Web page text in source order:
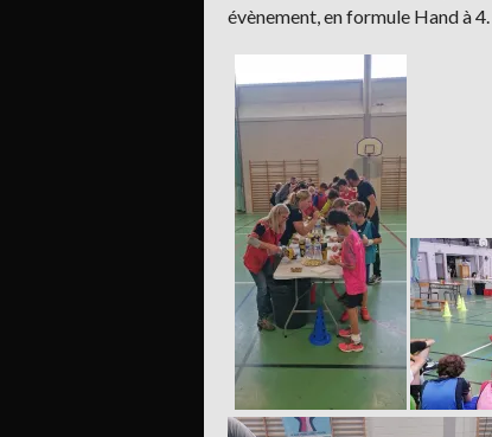
évènement, en formule Hand à 4.